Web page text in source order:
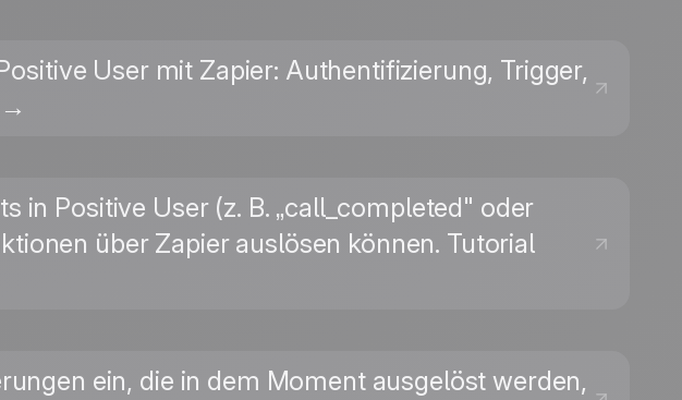
User mit Zapier: Authentifizierung, Trigger,
→
in Positive User (z. B. „call_completed" oder
über Zapier auslösen können. Tutorial
ein, die in dem Moment ausgelöst werden,